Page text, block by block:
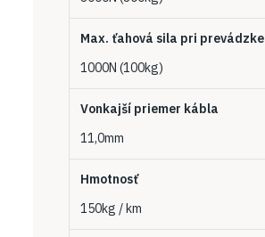
Max. ťahová sila pri prevádzke
1000N (100kg)
Vonkajší priemer kábla
11,0mm
Hmotnosť
150kg / km